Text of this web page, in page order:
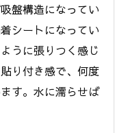
盤構造になってい
シートになってい
うに張りつく感じ
り付き感で、何度
す。水に濡らせば